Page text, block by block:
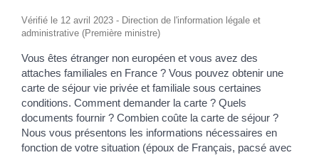
Vérifié le 12 avril 2023 - Direction de l'information légale et
administrative (Première ministre)
Vous êtes étranger non européen et vous avez des
attaches familiales en France ? Vous pouvez obtenir une
carte de séjour vie privée et familiale sous certaines
conditions. Comment demander la carte ? Quels
documents fournir ? Combien coûte la carte de séjour ?
Nous vous présentons les informations nécessaires en
fonction de votre situation (époux de Français, pacsé avec